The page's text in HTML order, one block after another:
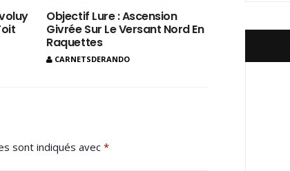
Objectif Lure : Ascension
Givrée Sur Le Versant Nord En
Raquettes
CARNETSDERANDO
sont indiqués avec*